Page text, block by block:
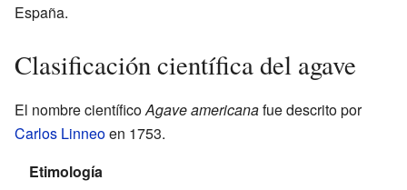
España.
Clasificación científica del agave
El nombre científicoAgave americanafue descrito por
Carlos Linneoen 1753.
Etimología